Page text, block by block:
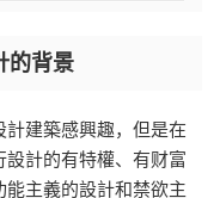
的背景
建築感興趣，但是在
計的有特權、有财富
主義的設計和禁欲主